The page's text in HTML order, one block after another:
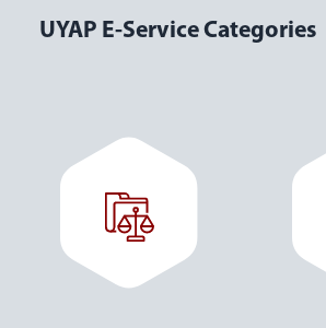
UYAP E-Service Categories